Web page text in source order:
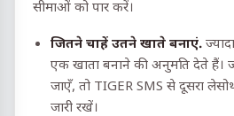
सीमाओं को पार करें।
जितने चाहें उतने खाते बनाएं.
एक खाता बनाने की अनुमति देते
जाएँ, तो TIGER SMS से दूसरा
जारी रखें।